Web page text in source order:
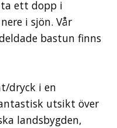
ett dopp i
i sjön. Vår
bastun finns
dryck i en
utsikt över
landsbygden,